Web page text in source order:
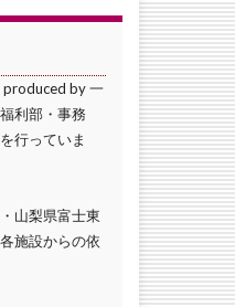
produced by 一
利部・事務
行っていま
山梨県富士東
施設からの依